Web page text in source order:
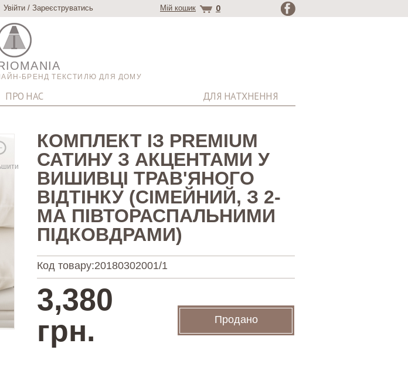
Мій кошик 0
Увійти / Зареєструватись
БРЕНД ТЕКСТИЛЮ ДЛЯ ДОМУ
ПРО НАС ДЛЯ НАТХНЕННЯ
КОМПЛЕКТ ІЗ PREMIUM
САТИНУ З АКЦЕНТАМИ У
ВИШИВЦІ ТРАВ'ЯНОГО
ВІДТІНКУ (СІМЕЙНИЙ, З 2-
МА ПІВТОРАСПАЛЬНИМИ
ПІДКОВДРАМИ)
Код товару:20180302001/1
3,380
грн.
Продано